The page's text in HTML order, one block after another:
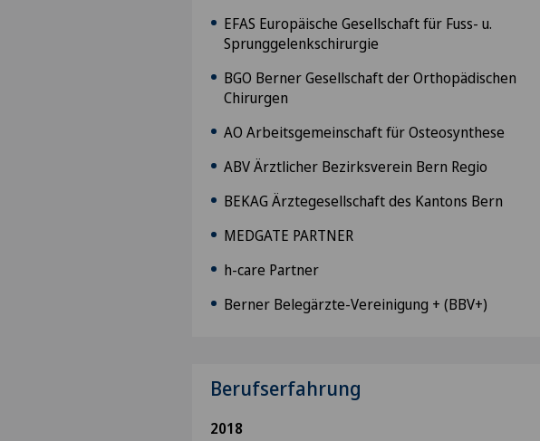
EFAS Europäische Gesellschaft für Fuss- u.
Sprunggelenkschirurgie
BGO Berner Gesellschaft der Orthopädischen
Chirurgen
AO Arbeitsgemeinschaft für Osteosynthese
ABV Ärztlicher Bezirksverein Bern Regio
BEKAG Ärztegesellschaft des Kantons Bern
MEDGATE PARTNER
h-care Partner
Berner Belegärzte-Vereinigung + (BBV+)
Berufserfahrung
2018